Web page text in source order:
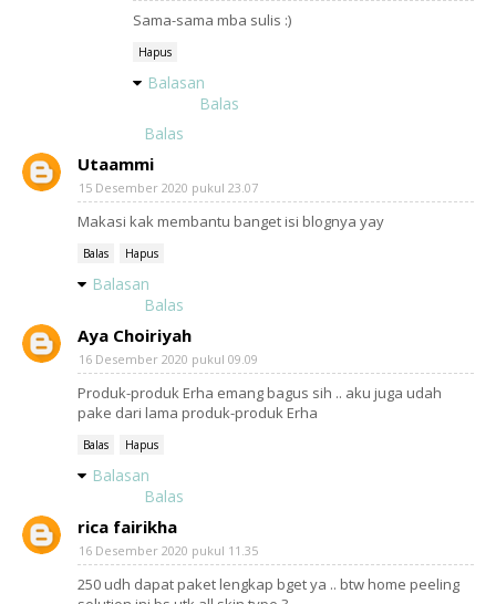
Sama-sama mba sulis :)
Hapus
Balasan
Balas
Balas
Utaammi
15 Desember 2020 pukul 23.07
Makasi kak membantu banget isi blognya yay
Balas Hapus
Balasan
Balas
Aya Choiriyah
16 Desember 2020 pukul 09.09
Produk-produk Erha emang bagus sih .. aku juga udah
pake dari lama produk-produk Erha
Balas Hapus
Balasan
Balas
rica fairikha
16 Desember 2020 pukul 11.35
250 udh dapat paket lengkap bget ya .. btw home peeling